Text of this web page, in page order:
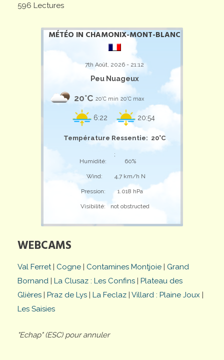
596 Lectures
MÉTÉO IN CHAMONIX-MONT-BLANC
7th Août, 2026 - 21:12
Peu Nuageux
20°C 20°C min 20°C max
6:22 20:54
Température Ressentie: 20°C
;
Humidité:
60%
Wind: 4,7 km/h N
Pression: 1.018 hPa
Visibilité: not obstructed
WEBCAMS
Val Ferret| Cogne | Contamines Montjoie | Grand
Bornand | La Clusaz : Les Confins | Plateau des
Glières | Praz de Lys | La Feclaz | Villard : Plaine Joux |
Les Saisies
"Echap" (ESC) pour annuler